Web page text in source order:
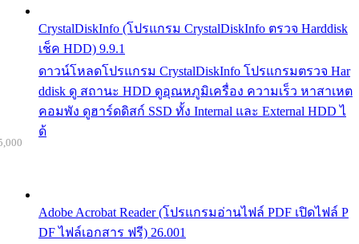
CrystalDiskInfo (โปรแกรม CrystalDiskInfo ตรวจ Harddisk
เช็ค HDD) 9.9.1
ดาวน์โหลดโปรแกรม CrystalDiskInfo โปรแกรมตรวจ Har
ddisk ดู สถานะ HDD ดูอุณหภูมิเครื่อง ความเร็ว หาสาเหต
คอมพัง ดูฮาร์ดดิสก์ SSD ทั้ง Internal และ External HDD ไ
ด้
Adobe Acrobat Reader (โปรแกรมอ่านไฟล์ PDF เปิดไฟล์ P
DF ไฟล์เอกสาร ฟรี) 26.001